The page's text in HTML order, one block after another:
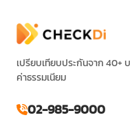
เปรียบเทียบประกันจาก 40+
ค่าธรรมเนียม
02-985-9000